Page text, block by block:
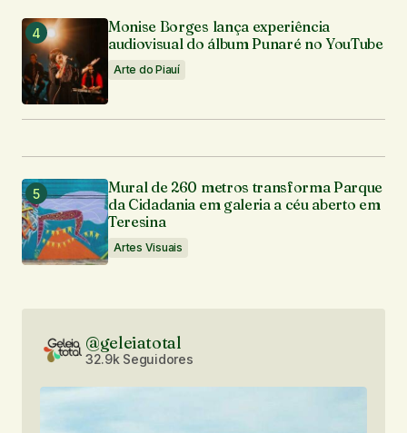
Monise Borges lança experiência
audiovisual do álbum Punaré no YouTube
Arte do Piauí
Mural de 260 metros transforma Parque
da Cidadania em galeria a céu aberto em
Teresina
Artes Visuais
@geleiatotal
32.9k Seguidores